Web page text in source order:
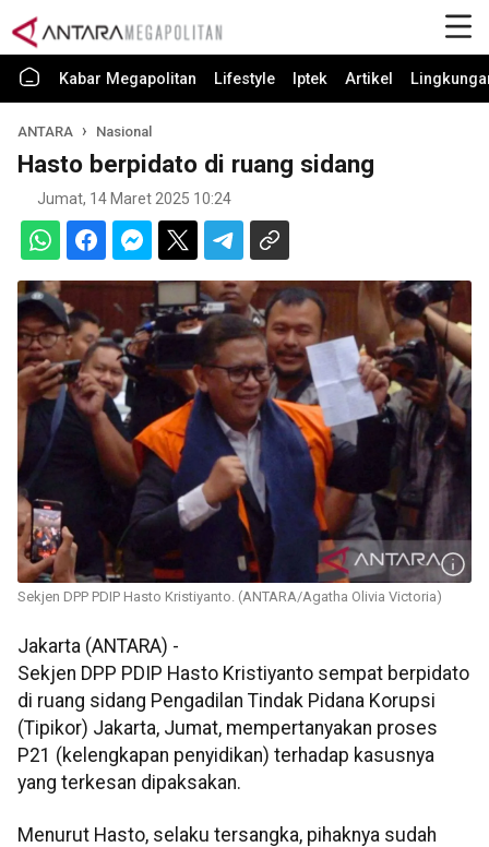
Kabar Megapolitan Lifestyle Iptek Artikel
ANTARA Nasional
Hasto berpidato di ruang sidang
Jumat, 14 Maret 2025 10:24
Sekjen DPP PDIP Hasto Kristiyanto. (ANTARA/Agatha Olivia Victoria)
Jakarta (ANTARA) -
Sekjen DPP PDIP Hasto Kristiyanto sempat berpidato
di ruang sidang Pengadilan Tindak Pidana Korupsi
(Tipikor) Jakarta, Jumat, mempertanyakan proses
P21 (kelengkapan penyidikan) terhadap kasusnya
yang terkesan dipaksakan.
Menurut Hasto, selaku tersangka, pihaknya sudah